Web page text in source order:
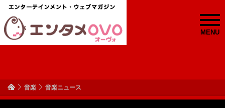
MENU
音楽 音楽ニュース